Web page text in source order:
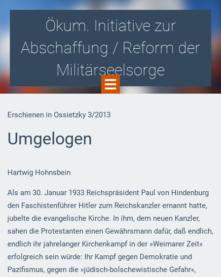
Ökum. Initiative zur
Abschaffung / Reform der
Militärseelsorge
Gegen die Zusammenarbeit von Kirche
organisierte Soldatenseelsorge i.S.v.
Erschienen in Ossietzky 3/2013
Umgelogen
Hartwig Hohnsbein
Als am 30. Januar 1933 Reichspräsident Paul von Hindenburg
den Faschistenführer Hitler zum Reichskanzler ernannt hatte,
jubelte die evangelische Kirche. In ihm, dem neuen Kanzler,
sahen die Protestanten einen Gewährsmann dafür, daß endlich,
endlich ihr jahrelanger Kirchenkampf in der »Weimarer Zeit«
erfolgreich sein würde: Ihr Kampf gegen Demokratie und
Pazifismus, gegen die »jüdisch-bolschewistische Gefahr«,